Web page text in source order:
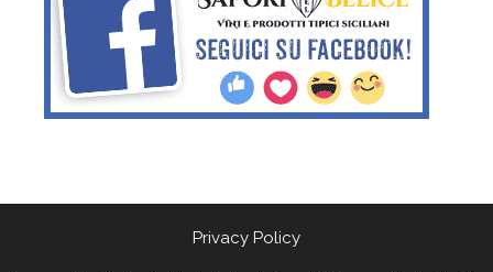
Privacy Policy